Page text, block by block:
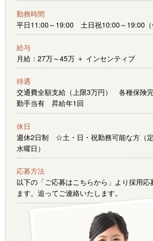
勤務時間
平日11:00～19:00 土日祝10:00～19:00（
給与
月給：27万～45万 ＋ インセンティブ
待遇
交通費全額支給（上限3万円） 各種保
勤手当有 昇給年1回
休日
週休2日制 ☆土・日・祝勤務可能な方（定
水曜日）
応募方法
以下の「ご応募はこちらから」より採用応
ます。追ってご連絡いたします。